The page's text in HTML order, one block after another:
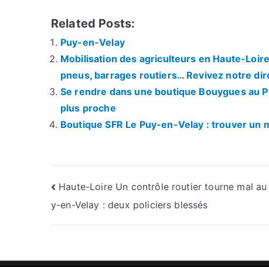
Related Posts:
Puy-en-Velay
Mobilisation des agriculteurs en Haute-
pneus, barrages routiers… Revivez notre
Se rendre dans une boutique Bouygues au
plus proche
Boutique SFR Le Puy-en-Velay : trouver un
Navigation
de
Haute-Loire Un contrôle routier tourne mal au
y-en-Velay : deux policiers blessés